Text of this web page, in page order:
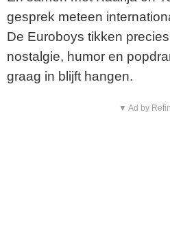
gesprek meteen
De Euroboys tikken
nostalgie, humor en
graag in blijft hangen.
▼ Ad by